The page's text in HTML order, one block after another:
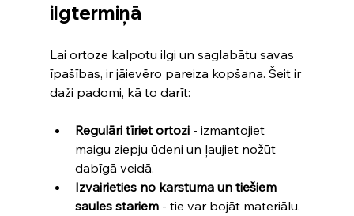
ilgtermiņā
Lai ortoze kalpotu ilgi un saglabātu savas
īpašības, ir jāievēro pareiza kopšana. Šeit ir
daži padomi, kā to darīt:
Regulāri tīriet ortozi - izmantojiet
maigu ziepju ūdeni un ļaujiet nožūt
dabīgā veidā.
Izvairieties no karstuma un tiešiem
saules stariem - tie var bojāt materiālu.